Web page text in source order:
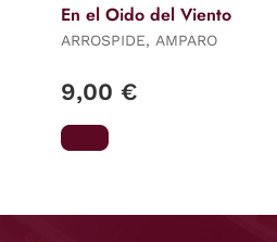
En el Oido del Viento
ARROSPIDE, AMPARO
9,00 €